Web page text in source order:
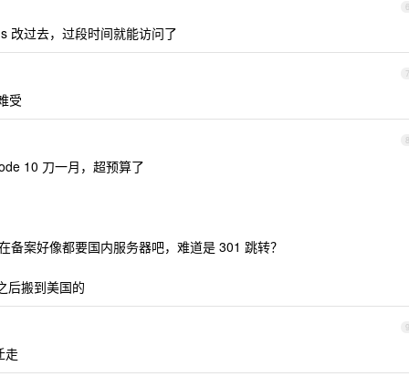
6
改过去，过段时间就能访问了
7
受
8
10 刀一月，超预算了
案好像都要国内服务器吧，难道是 301 跳转？
后搬到美国的
9
走